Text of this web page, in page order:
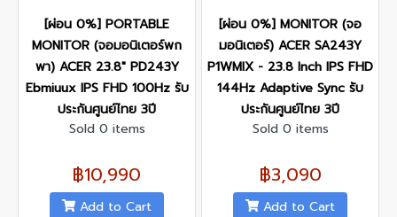
[ผ่อน 0%] PORTABLE
MONITOR (จอมอนิเตอร์พก
พา) ACER 23.8" PD243Y
Ebmiuux IPS FHD 100Hz รับ
ประกันศูนย์ไทย 3ปี
Sold 0 items
฿10,990
Add to Cart
[ผ่อน 0%] MONITOR (จอ
มอนิเตอร์) ACER SA243Y
P1WMIX - 23.8 Inch IPS FHD
144Hz Adaptive Sync รับ
ประกันศูนย์ไทย 3ปี
Sold 0 items
฿3,090
Add to Cart